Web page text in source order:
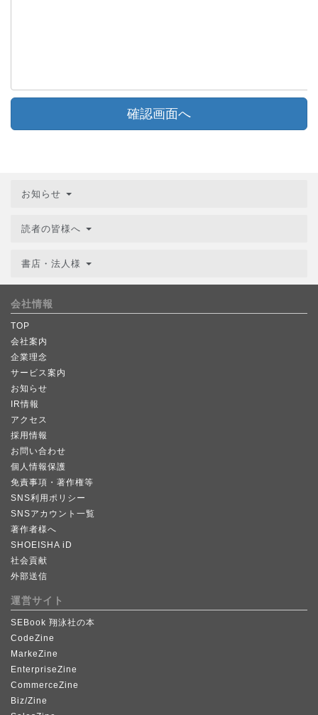
確認画面へ
お知らせ
読者の皆様へ
書店・法人様
会社情報
TOP
会社案内
企業理念
サービス案内
お知らせ
IR情報
アクセス
採用情報
お問い合わせ
個人情報保護
免責事項・著作権等
SNS利用ポリシー
SNSアカウント一覧
著作者様へ
SHOEISHA iD
社会貢献
外部送信
運営サイト
SEBook 翔泳社の本
CodeZine
MarkeZine
EnterpriseZine
CommerceZine
Biz/Zine